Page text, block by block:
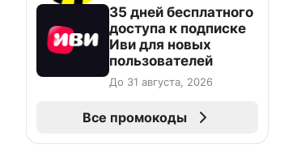
35 дней бесплатного
доступа к подписке
Иви для новых
пользователей
До 31 августа, 2026
Все промокоды